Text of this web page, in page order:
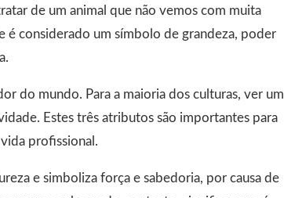
de um animal que não vemos com muita
considerado um símbolo de grandeza, poder
do mundo. Para a maioria dos culturas, ver um
Estes três atributos são importantes para
profissional.
e simboliza força e sabedoria, por causa de